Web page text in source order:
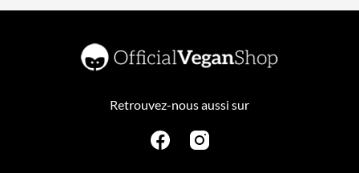
Retrouvez-nous aussi sur